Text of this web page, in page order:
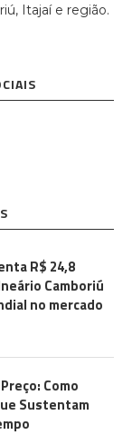
Itajaí e região.
R$ 24,8
Camboriú
no mercado
Como
Sustentam